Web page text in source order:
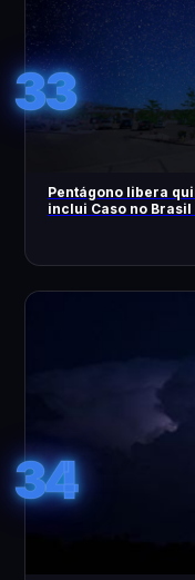
33
Pentágono libera
inclui Caso no Brasil
34